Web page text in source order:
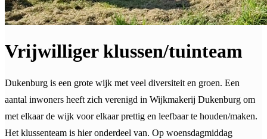
Vrijwilliger klussen/tuinteam
Dukenburg is een grote wijk met veel diversiteit en groen. Een
aantal inwoners heeft zich verenigd in Wijkmakerij Dukenburg om
met elkaar de wijk voor elkaar prettig en leefbaar te houden/maken.
Het klussenteam is hier onderdeel van. Op woensdagmiddag